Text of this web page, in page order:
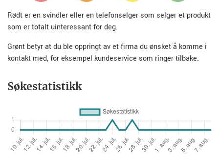
Rødt er en svindler eller en telefonselger som selger et produkt
som er totalt uinteressant for deg.
Grønt betyr at du ble oppringt av et firma du ønsket å komme i
kontakt med, for eksempel kundeservice som ringer tilbake.
Søkestatistikk